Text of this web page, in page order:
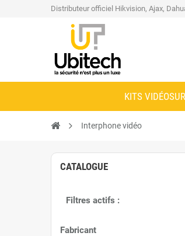
Distributeur officiel Hikvision, Ajax,
KITS
Interphone vidéo
CATALOGUE
Filtres actifs :
Fabricant